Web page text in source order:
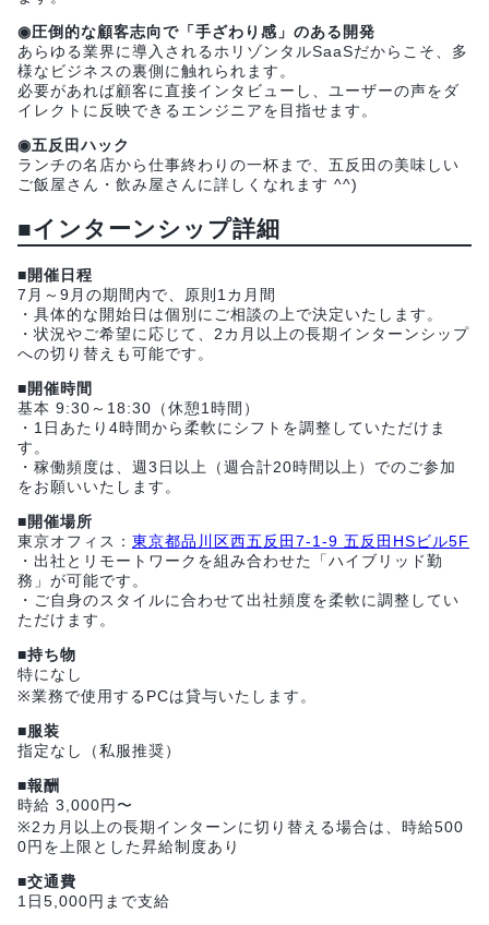
◉圧倒的な顧客志向で「手ざわり感」のある開発
あらゆる業界に導入されるホリゾンタルSaaSだからこそ、多
様なビジネスの裏側に触れられます。
必要があれば顧客に直接インタビューし、ユーザーの声をダ
イレクトに反映できるエンジニアを目指せます。
◉五反田ハック
ランチの名店から仕事終わりの一杯まで、五反田の美味しい
ご飯屋さん・飲み屋さんに詳しくなれます ^^)
■インターンシップ詳細
■開催日程
7月～9月の期間内で、原則1カ月間
・具体的な開始日は個別にご相談の上で決定いたします。
・状況やご希望に応じて、2カ月以上の長期インターンシップ
への切り替えも可能です。
■開催時間
基本 9:30～18:30（休憩1時間）
・1日あたり4時間から柔軟にシフトを調整していただけま
す。
・稼働頻度は、週3日以上（週合計20時間以上）でのご参加
をお願いいたします。
■開催場所
東京オフィス： 東京都品川区西五反田7-1-9 五反田HSビル5F
・出社とリモートワークを組み合わせた「ハイブリッド勤
務」が可能です。
・ご自身のスタイルに合わせて出社頻度を柔軟に調整してい
ただけます。
■持ち物
特になし
※業務で使用するPCは貸与いたします。
■服装
指定なし（私服推奨）
■報酬
時給 3,000円〜
※2カ月以上の長期インターンに切り替える場合は、時給500
0円を上限とした昇給制度あり
■交通費
1日5,000円まで支給